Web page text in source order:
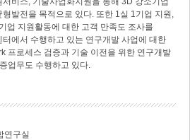
발전을 목적으로 있다. 또한 1실 1기업 지원,
업 지원활동에 대한 고객 만족도 조사를
에서 수행하고 있는 연구개발 사업에 대한
프로세스 검증과 기술 이전을 위한 연구개발
업무도 수행하고 있다.
연구실